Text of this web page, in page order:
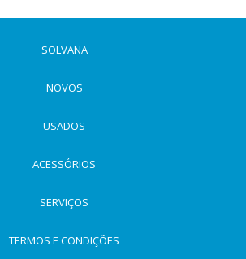
SOLVANA
NOVOS
USADOS
ACESSÓRIOS
SERVIÇOS
TERMOS E CONDIÇÕES